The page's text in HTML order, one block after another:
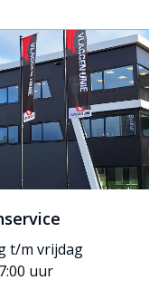
t/m vrijdag
uur